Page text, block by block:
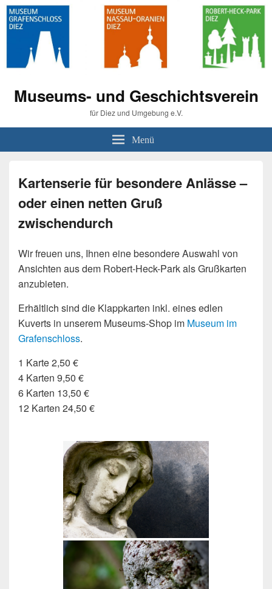
Museums- und Geschichtsverein
für Diez und Umgebung e.V.
Menü
Kartenserie für besondere Anlässe –
oder einen netten Gruß
zwischendurch
Wir freuen uns, Ihnen eine besondere Auswahl von
Ansichten aus dem Robert-Heck-Park als Grußkarten
anzubieten.
Erhältlich sind die Klappkarten inkl. eines edlen
Kuverts in unserem Museums-Shop im Museum im
Grafenschloss.
1 Karte 2,50 €
4 Karten 9,50 €
6 Karten 13,50 €
12 Karten 24,50 €